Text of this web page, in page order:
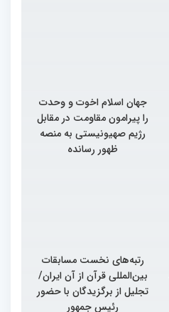
جهان اسلام اخوت و وحدت
را پیرامون مقاومت در مقابل
رژیم صهیونیستی به منصه
ظهور رسانده
رتبه‌های نخست مسابقات
بین‌المللی قرآن از آن ایران/
تجلیل از برگزیدگان با حضور
رئیس جمهور